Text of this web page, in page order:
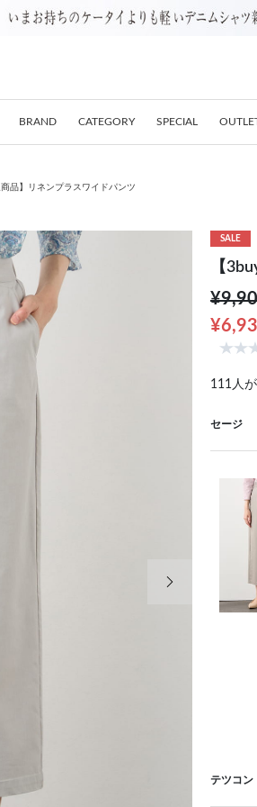
BRAND CATEGORY SPECIAL
品】リネンプラスワイドパンツ
SALE
【
111人
セージ
テツコン